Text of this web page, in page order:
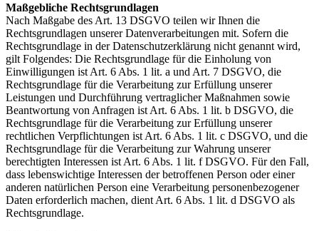
Maßgebliche Rechtsgrundlagen
Nach Maßgabe des Art. 13 DSGVO teilen wir Ihnen die
Rechtsgrundlagen unserer Datenverarbeitungen mit. Sofern die
Rechtsgrundlage in der Datenschutzerklärung nicht genannt wird,
gilt Folgendes: Die Rechtsgrundlage für die Einholung von
Einwilligungen ist Art. 6 Abs. 1 lit. a und Art. 7 DSGVO, die
Rechtsgrundlage für die Verarbeitung zur Erfüllung unserer
Leistungen und Durchführung vertraglicher Maßnahmen sowie
Beantwortung von Anfragen ist Art. 6 Abs. 1 lit. b DSGVO, die
Rechtsgrundlage für die Verarbeitung zur Erfüllung unserer
rechtlichen Verpflichtungen ist Art. 6 Abs. 1 lit. c DSGVO, und die
Rechtsgrundlage für die Verarbeitung zur Wahrung unserer
berechtigten Interessen ist Art. 6 Abs. 1 lit. f DSGVO. Für den Fall,
dass lebenswichtige Interessen der betroffenen Person oder einer
anderen natürlichen Person eine Verarbeitung personenbezogener
Daten erforderlich machen, dient Art. 6 Abs. 1 lit. d DSGVO als
Rechtsgrundlage.